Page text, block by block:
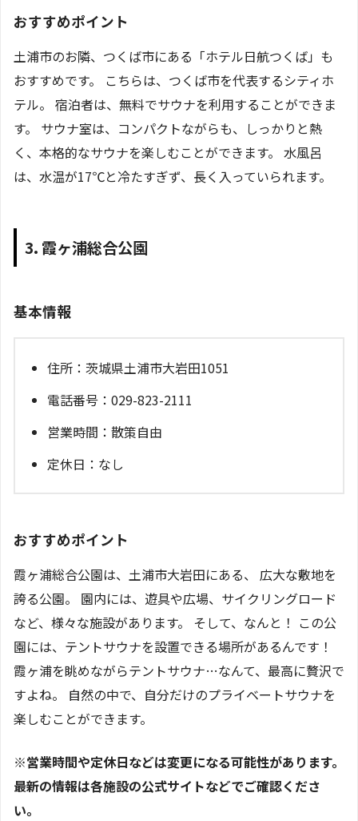
おすすめポイント
土浦市のお隣、つくば市にある「ホテル日航つくば」も
おすすめです。 こちらは、つくば市を代表するシティホ
テル。 宿泊者は、無料でサウナを利用することができま
す。 サウナ室は、コンパクトながらも、しっかりと熱
く、本格的なサウナを楽しむことができます。 水風呂
は、水温が17℃と冷たすぎず、長く入っていられます。
3. 霞ヶ浦総合公園
基本情報
住所：茨城県土浦市大岩田1051
電話番号：029-823-2111
営業時間：散策自由
定休日：なし
おすすめポイント
霞ヶ浦総合公園は、土浦市大岩田にある、 広大な敷地を
誇る公園。 園内には、遊具や広場、サイクリングロード
など、様々な施設があります。 そして、なんと！ この公
園には、テントサウナを設置できる場所があるんです！
霞ヶ浦を眺めながらテントサウナ…なんて、最高に贅沢で
すよね。 自然の中で、自分だけのプライベートサウナを
楽しむことができます。
※営業時間や定休日などは変更になる可能性があります。
最新の情報は各施設の公式サイトなどでご確認くださ
い。